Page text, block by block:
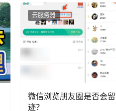
云服务器
微信浏览朋友圈是否会
迹？